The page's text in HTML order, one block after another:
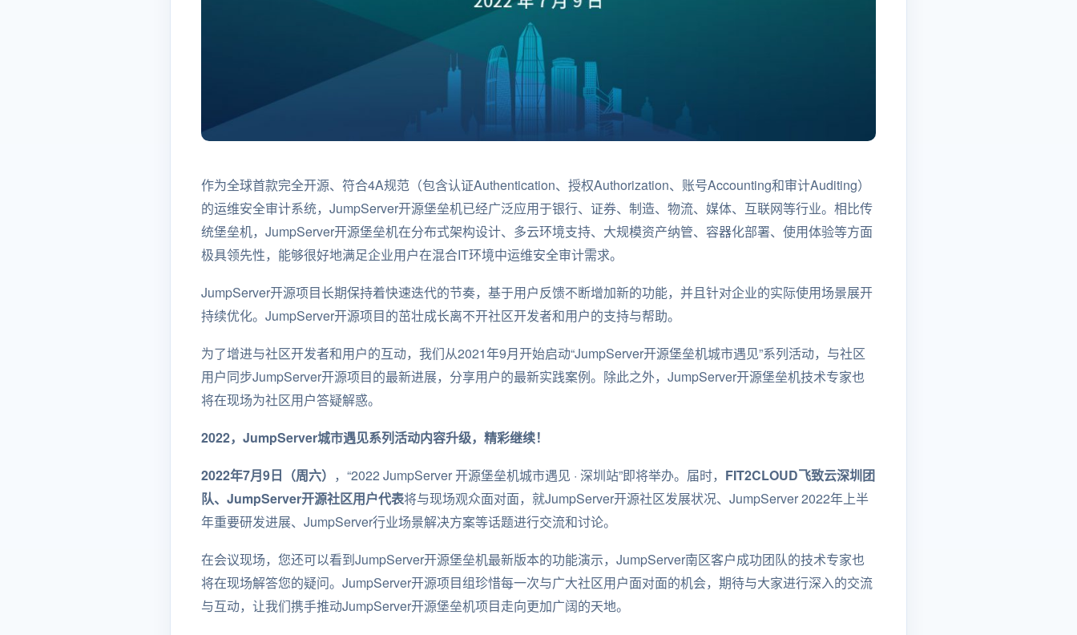
作为全球首款完全开源、符合4A规范（包含认证Authentication、授权Authorization、账号Accounting和审计Auditing）
的运维安全审计系统，JumpServer开源堡垒机已经广泛应用于银行、证券、制造、物流、媒体、互联网等行业。相比传
统堡垒机，JumpServer开源堡垒机在分布式架构设计、多云环境支持、大规模资产纳管、容器化部署、使用体验等方面
极具领先性，能够很好地满足企业用户在混合IT环境中运维安全审计需求。
JumpServer开源项目长期保持着快速迭代的节奏，基于用户反馈不断增加新的功能，并且针对企业的实际使用场景展开
持续优化。JumpServer开源项目的茁壮成长离不开社区开发者和用户的支持与帮助。
为了增进与社区开发者和用户的互动，我们从2021年9月开始启动“JumpServer开源堡垒机城市遇见”系列活动，与社区
用户同步JumpServer开源项目的最新进展，分享用户的最新实践案例。除此之外，JumpServer开源堡垒机技术专家也
将在现场为社区用户答疑解惑。
2022，JumpServer城市遇见系列活动内容升级，精彩继续！
2022年7月9日（周六） ，“2022 JumpServer 开源堡垒机城市遇见 · 深圳站”即将举办。届时， FIT2CLOUD飞致云深圳团
队、JumpServer开源社区用户代表将与现场观众面对面，就JumpServer开源社区发展状况、JumpServer 2022年上半
年重要研发进展、JumpServer行业场景解决方案等话题进行交流和讨论。
在会议现场，您还可以看到JumpServer开源堡垒机最新版本的功能演示，JumpServer南区客户成功团队的技术专家也
将在现场解答您的疑问。JumpServer开源项目组珍惜每一次与广大社区用户面对面的机会，期待与大家进行深入的交流
与互动，让我们携手推动JumpServer开源堡垒机项目走向更加广阔的天地。